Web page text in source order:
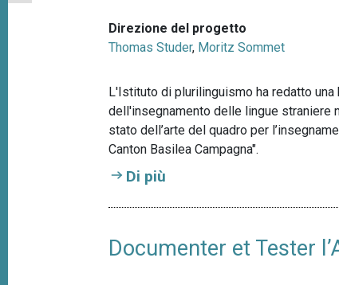
Direzione del progetto
Thomas Studer, Moritz Sommet
L'Istituto di plurilinguismo ha redatto
dell'insegnamento delle lingue straniere
stato dell’arte del quadro per
Canton Basilea Campagna".
Di più
Documenter et Tester